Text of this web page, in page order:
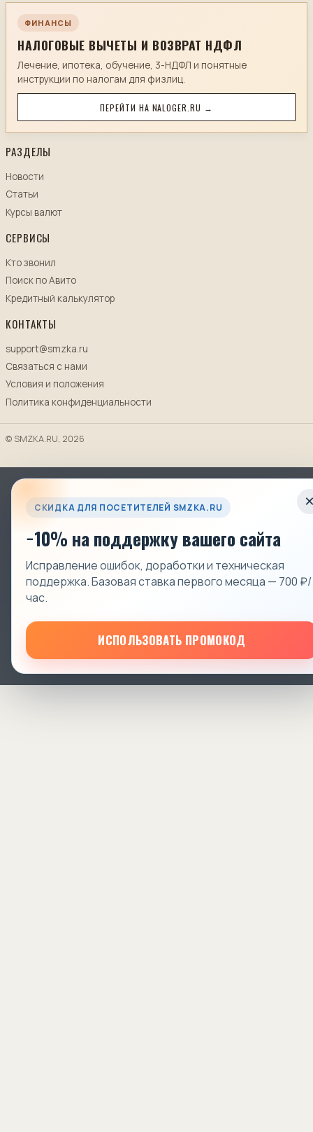
ФИНАНСЫ
НАЛОГОВЫЕ ВЫЧЕТЫ И ВОЗВРАТ НДФЛ
Лечение, ипотека, обучение, 3-НДФЛ и понятные
инструкции по налогам для физлиц.
ПЕРЕЙТИ НА NALOGER.RU →
РАЗДЕЛЫ
Новости
Статьи
Курсы валют
СЕРВИСЫ
Кто звонил
Поиск по Авито
Кредитный калькулятор
КОНТАКТЫ
support@smzka.ru
Связаться с нами
Условия и положения
Политика конфиденциальности
© SMZKA.RU, 2026
СКИДКА ДЛЯ ПОСЕТИТЕЛЕЙ SMZKA.RU
−10% на поддержку вашего сайта
Исправление ошибок, доработки и техническая
поддержка. Базовая ставка первого месяца — 700 ₽/
час.
ИСПОЛЬЗОВАТЬ ПРОМОКОД